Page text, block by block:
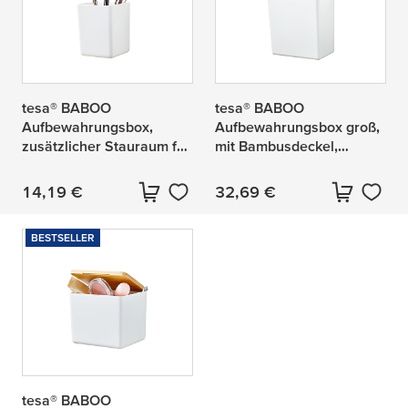
tesa® BABOO
Aufbewahrungsbox,
zusätzlicher Stauraum für
Aktueller Preis:
14,19 €
tesa® BABOO
Aufbewahrungsbox groß,
mit Bambusdeckel,
das Bad
Aktueller Preis:
32,69 €
BESTSELLER
tesa® BABOO